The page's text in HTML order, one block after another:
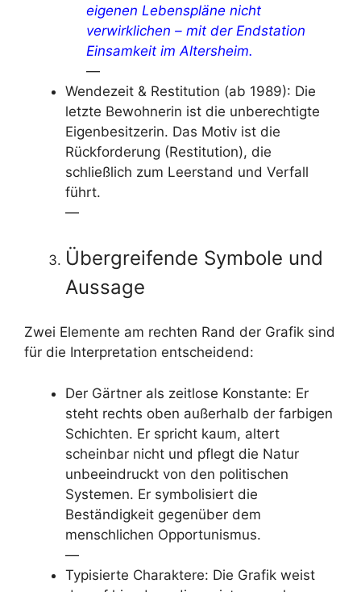
eigenen Lebenspläne nicht
verwirklichen – mit der Endstation
Einsamkeit im Altersheim.
—
Wendezeit & Restitution (ab 1989): Die
letzte Bewohnerin ist die unberechtigte
Eigenbesitzerin. Das Motiv ist die
Rückforderung (Restitution), die
schließlich zum Leerstand und Verfall
führt.
—
Übergreifende Symbole und
Aussage
Zwei Elemente am rechten Rand der Grafik sind
für die Interpretation entscheidend:
Der Gärtner als zeitlose Konstante: Er
steht rechts oben außerhalb der farbigen
Schichten. Er spricht kaum, altert
scheinbar nicht und pflegt die Natur
unbeeindruckt von den politischen
Systemen. Er symbolisiert die
Beständigkeit gegenüber dem
menschlichen Opportunismus.
—
Typisierte Charaktere: Die Grafik weist